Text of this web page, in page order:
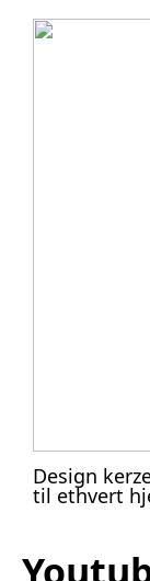
Design
til ethvert